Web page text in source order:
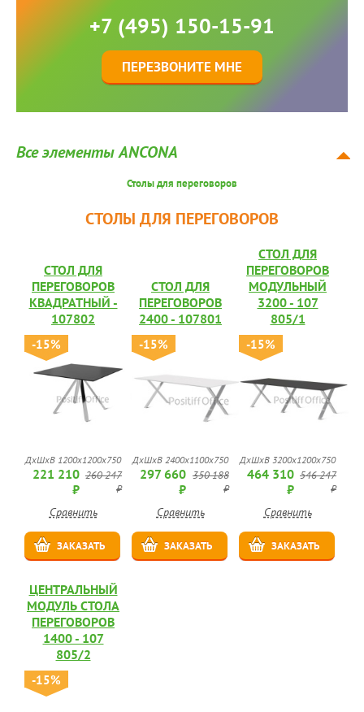
+7 (495) 150-15-91
ПЕРЕЗВОНИТЕ МНЕ
Все элементы ANCONA
Столы для переговоров
СТОЛЫ ДЛЯ ПЕРЕГОВОРОВ
СТОЛ ДЛЯ
ПЕРЕГОВОРОВ
КВАДРАТНЫЙ -
107802
-15%
ДхШхВ 1200x1200x750
221 210
₽
260 247
₽
Сравнить
ЗАКАЗАТЬ
СТОЛ ДЛЯ
ПЕРЕГОВОРОВ
2400 - 107801
-15%
ДхШхВ 2400x1100x750
297 660
₽
350 188
₽
Сравнить
ЗАКАЗАТЬ
СТОЛ ДЛЯ
ПЕРЕГОВОРОВ
МОДУЛЬНЫЙ
3200 - 107
805/1
-15%
ДхШхВ 3200x1200x750
464 310
₽
546 247
₽
Сравнить
ЗАКАЗАТЬ
ЦЕНТРАЛЬНЫЙ
МОДУЛЬ СТОЛА
ПЕРЕГОВОРОВ
1400 - 107
805/2
-15%